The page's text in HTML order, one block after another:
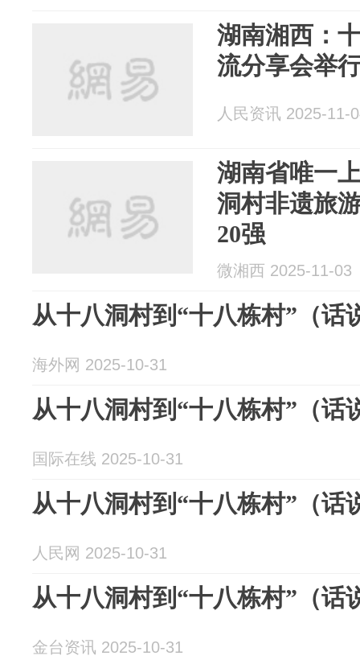
湖南湘西：
流分享会举
人民资讯 2025-11-
湖南省唯一
洞村非遗旅
20强
微湘西 2025-11-03
从十八洞村到“十八栋村”（话
海外网 2025-10-31
从十八洞村到“十八栋村”（话
国际在线 2025-10-31
从十八洞村到“十八栋村”（话
人民网 2025-10-31
从十八洞村到“十八栋村”（话
金台资讯 2025-10-31